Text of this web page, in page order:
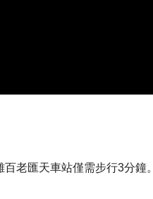
老匯天車站僅需步行3分鐘。